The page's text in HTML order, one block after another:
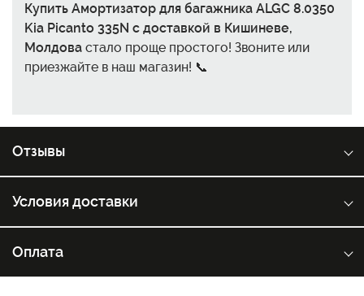
Купить Амортизатор для багажника ALGC 8.0350
Kia Picanto 335N с доставкой в Кишиневе,
Молдова стало проще простого! Звоните или
приезжайте в наш магазин! 📞
Отзывы
Условия доставки
Оплата